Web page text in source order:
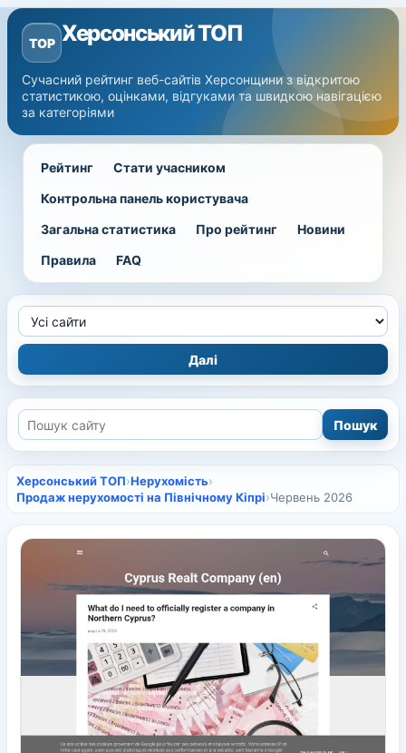
TOP Херсонський ТОП
Сучасний рейтинг веб-сайтів Херсонщини з відкритою
статистикою, оцінками, відгуками та швидкою навігацією
за категоріями
Рейтинг
Стати учасником
Контрольна панель користувача
Загальна статистика
Про рейтинг
Новини
Правила
FAQ
Херсонський ТОП›Нерухомість›
Продаж нерухомості на Північному Кіпрі›Червень 2026